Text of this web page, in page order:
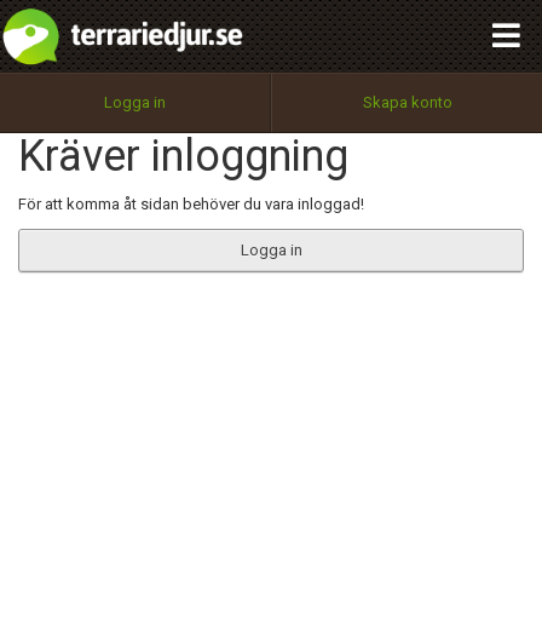
Logga in Skapa konto
Kräver inloggning
För att komma åt sidan behöver du vara inloggad!
Logga in
Utför
100%
OK
integritetspolicy
Namn:
Epost:
Begär nytt lösenord
Tillbaka till förstasidan